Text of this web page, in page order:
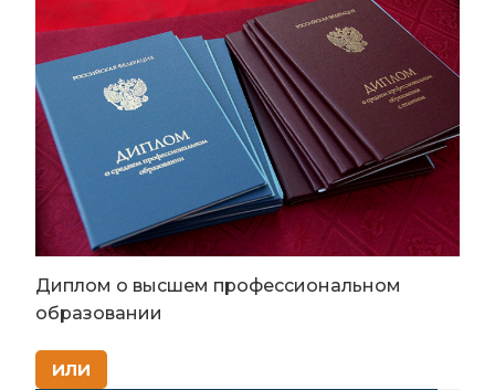
Диплом о высшем профессиональном
образовании
ИЛИ